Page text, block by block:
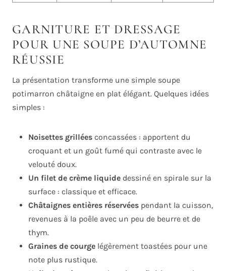
GARNITURE ET DRESSAGE
POUR UNE SOUPE D’AUTOMNE
RÉUSSIE
La présentation transforme une simple soupe
potimarron châtaigne en plat élégant. Quelques idées
simples :
Noisettes grillées concassées : apportent du
croquant et un goût fumé qui contraste avec le
velouté doux.
Un filet de crème liquide dessiné en spirale sur la
surface : classique et efficace.
Châtaignes entières réservées pendant la cuisson,
revenues à la poêle avec un peu de beurre et de
thym.
Graines de courge légèrement toastées pour une
note plus rustique.